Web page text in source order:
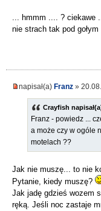
... hmmm .... ? ciekawe
nie strach tak pod
napisał(a) Franz »
Crayfish
Franz - powiedz ...
a może czy w ogóle
motelach ??
Jak nie muszę... to nie
Pytanie, kiedy muszę?
Jak jadę gdzieś wozem
ręką. Jeśli noc zastaje